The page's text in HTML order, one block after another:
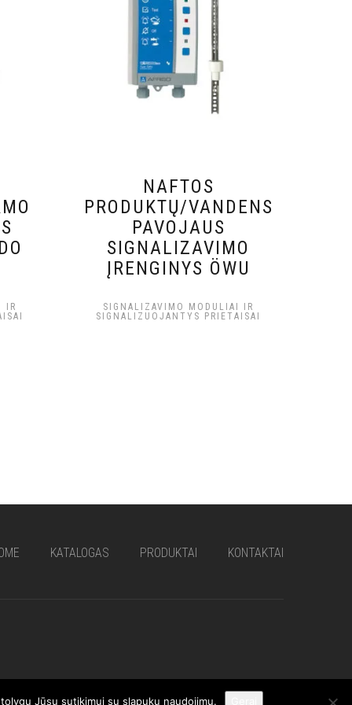
IR
NAFTOS
PRODUKTŲ/VANDENS
PAVOJAUS
SIGNALIZAVIMO
ĮRENGINYS ÖWU
SIGNALIZAVIMO MODULIAI IR
SIGNALIZUOJANTYS PRIETAISAI
KATALOGAS PRODUKTAI KONTAKTAI
Jūsų sutikimui su slapukų naudojimu.